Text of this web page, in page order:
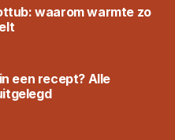
waarom warmte zo
een recept? Alle